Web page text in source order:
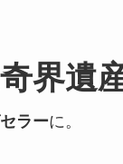
奇界遺
ラーに。